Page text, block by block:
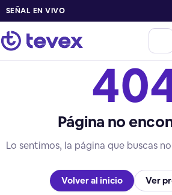
SEÑAL EN VIVO
Página no
Lo sentimos, la página que buscas
Volver al inicio Ver